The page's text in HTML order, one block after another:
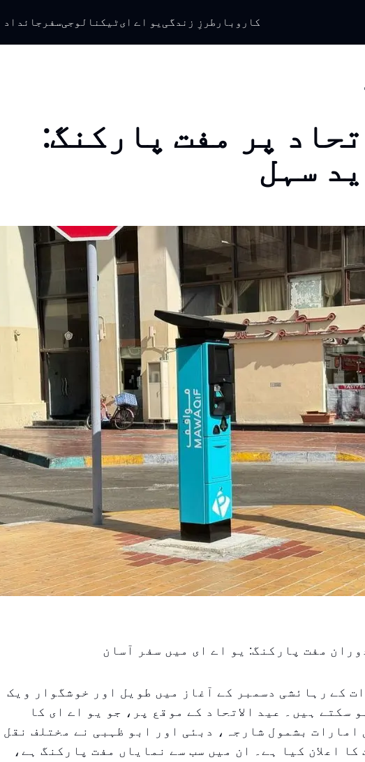
کاروبار طرزِ زندگی یو اے ایٹیکنالوجیسفر جائداد
پر مفت پارکنگ:
سہل
مفت پارکنگ: یو اے ای میں سفر آسان
کے رہائشی دسمبر کے آغاز میں طویل اور خوشگوار ویک
سکتے ہیں۔ عید الاتحاد کے موقع پر، جو یو اے ای کا
امارات بشمول شارجہ، دبئی اور ابو ظہبی نے مختلف نقل
کا اعلان کیا ہے۔ ان میں سب سے نمایاں مفت پارکنگ ہے،